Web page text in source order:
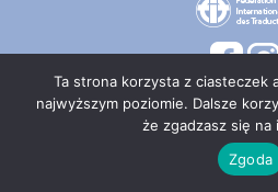
© 2026 PT
Ta strona korzysta z ciasteczek
najwyższym poziomie. Dalsze
że zgadzasz się na
Zgoda